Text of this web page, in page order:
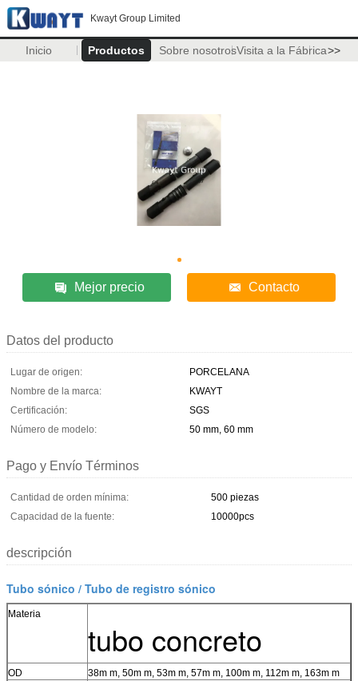
Kwayt Group Limited
Inicio Productos Sobre nosotrosVisita a la Fábrica>>
Mejor precio Contacto
Datos del producto
Lugar de origen:
PORCELANA
Nombre de la marca:
KWAYT
Certificación:
SGS
Número de modelo:
50 mm, 60 mm
Pago y Envío Términos
Cantidad de orden mínima:
500 piezas
Capacidad de la fuente:
10000pcs
descripción
Tubo sónico / Tubo de registro sónico
Materia
tubo concreto
OD
38m m, 50m m, 53m m, 57m m, 100m m, 112m m, 163m m